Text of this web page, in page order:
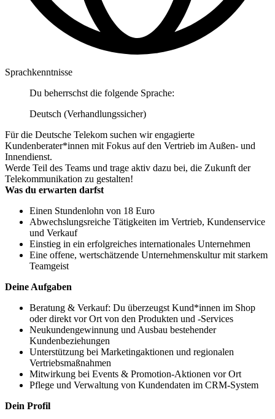
Sprachkenntnisse
Du beherrschst die folgende Sprache:
Deutsch (Verhandlungssicher)
Für die Deutsche Telekom suchen wir engagierte
Kundenberater*innen mit Fokus auf den Vertrieb im Außen- und
Innendienst.
Werde Teil des Teams und trage aktiv dazu bei, die Zukunft der
Telekommunikation zu gestalten!
Was du erwarten darfst
Einen Stundenlohn von 18 Euro
Abwechslungsreiche Tätigkeiten im Vertrieb, Kundenservice
und Verkauf
Einstieg in ein erfolgreiches internationales Unternehmen
Eine offene, wertschätzende Unternehmenskultur mit starkem
Teamgeist
Deine Aufgaben
Beratung & Verkauf: Du überzeugst Kund*innen im Shop
oder direkt vor Ort von den Produkten und -Services
Neukundengewinnung und Ausbau bestehender
Kundenbeziehungen
Unterstützung bei Marketingaktionen und regionalen
Vertriebsmaßnahmen
Mitwirkung bei Events & Promotion-Aktionen vor Ort
Pflege und Verwaltung von Kundendaten im CRM-System
Dein Profil